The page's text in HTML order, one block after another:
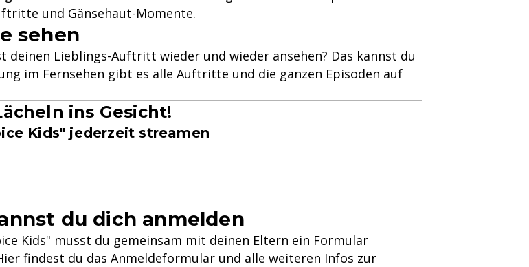
und Gänsehaut-Momente.
sehen
deinen Lieblings-Auftritt wieder und wieder ansehen? Das kannst du
im Fernsehen gibt es alle Auftritte und die ganzen Episoden auf
ins Gesicht!
Kids" jederzeit streamen
du dich anmelden
Kids" musst du gemeinsam mit deinen Eltern ein Formular
findest du das Anmeldeformular und alle weiteren Infos zur